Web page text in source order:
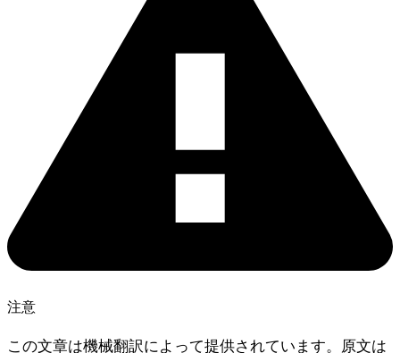
注意
この文章は機械翻訳によって提供されています。原文は